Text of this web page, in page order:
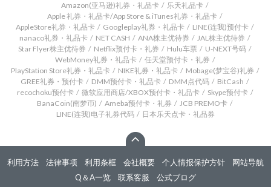
Amazon(亚马逊)礼券・礼品卡
乐天礼品卡
Apple 礼券・礼品卡/App Store & iTunes礼券・礼品卡
AppleStore礼券・礼品卡
Googleplay礼券・礼品卡
LINE(连我)预付卡
nanaco礼券・礼品卡
NET CASH ANA株主优待券
JAL株主优待券
Star Flyer株主优待券
Netflix预付卡・礼券 Hulu车票
U-NEXT号码
WebMoney礼券・礼品卡
任天堂预付卡・礼券
PlayStation Store礼券・礼品卡
NIKE礼券・礼品卡
Mobage(梦宝谷)礼券
GREE礼券・预付卡
DMM预付卡・礼品卡 DMM点代码
BitCash
recochoku预付卡
微软应用商店/XBOX预付卡・礼品卡
Skype预付卡
BanaCoin(南梦币)
Ameba预付卡・礼券
JCB PREMO卡
LINE(连我)电子礼券代码
日本乐天点卡・礼品券
利用方法 法律事项 利用条框 会社概要 个人情报保护方针
网站导航
Q＆A一览
联系客服 公式ブログ